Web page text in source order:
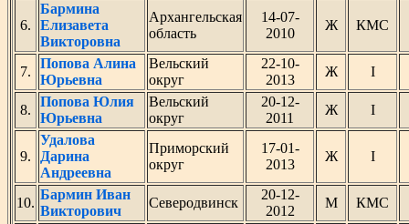
6.
Бармина
Елизавета
Викторовна
Архангельская
область
14-07-
2010
Ж КМС
7.
Попова Алина
Юрьевна
Вельский
округ
22-10-
2013
Ж I
8.
Попова Юлия
Юрьевна
Вельский
округ
20-12-
2011
Ж I
9.
Удалова
Дарина
Андреевна
Приморский
округ
17-01-
2013
Ж I
10.
Бармин Иван
Викторович
Северодвинск
20-12-
2012
М КМС